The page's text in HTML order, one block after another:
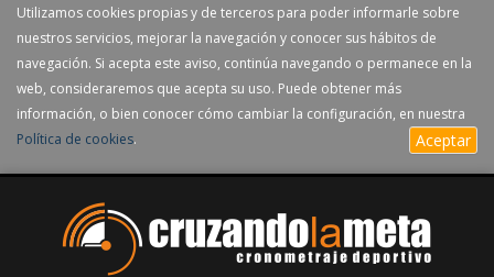
Utilizamos cookies propias y de terceros para poder informarle sobre
nuestros servicios, mejorar la navegación y conocer sus hábitos de
navegación. Si acepta este aviso, continúa navegando o permanece en la
web, consideraremos que acepta su uso. Puede obtener más
información, o bien conocer cómo cambiar la configuración, en nuestra
Política de cookies. Aceptar